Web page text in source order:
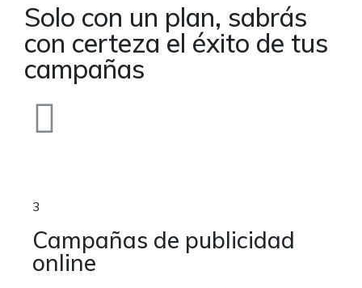
Solo con un plan, sabrás
con certeza el éxito de tus
campañas
3
Campañas de publicidad
online